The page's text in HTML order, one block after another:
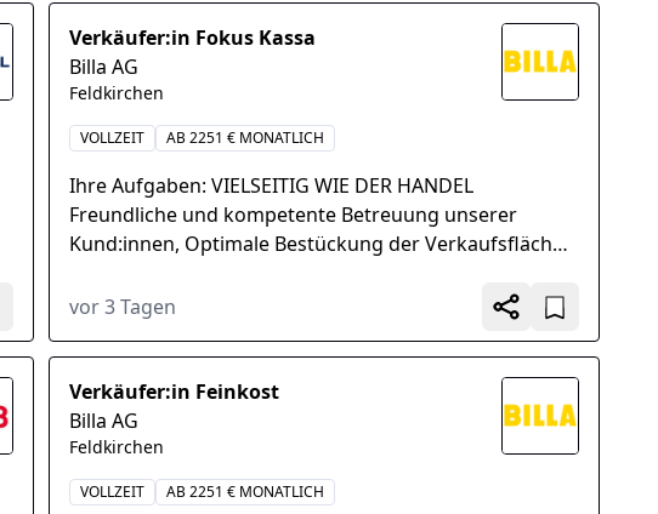
Verkäufer:in Fokus Kassa
Billa AG
Feldkirchen
VOLLZEIT AB 2251 € MONATLICH
Ihre Aufgaben: VIELSEITIG WIE DER HANDEL
Freundliche und kompetente Betreuung unserer
Kund:innen, Optimale Bestückung der Verkaufsflächen
der aktuell...
vor 3 Tagen
Verkäufer:in Feinkost
Billa AG
Feldkirchen
VOLLZEIT AB 2251 € MONATLICH